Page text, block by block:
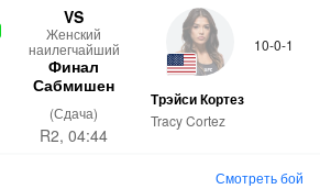
VS
Женский
наилегчайший
Финал
Сабмишен
(Сдача)
R2, 04:44
Смотреть бой
10-0-1
Трэйси Кортез
Tracy Cortez